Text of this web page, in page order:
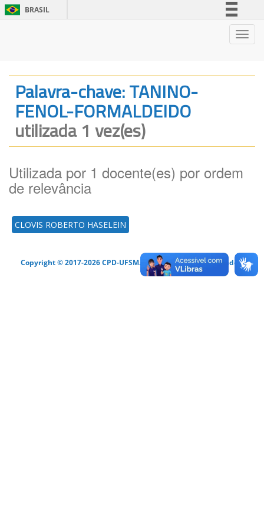
BRASIL
Legislação
Canais
Palavra-chave: TANINO-
FENOL-FORMALDEIDO
utilizada 1 vez(es)
Utilizada por 1 docente(es) por ordem
de relevância
CLOVIS ROBERTO HASELEIN
Copyright © 2017-2026 CPD-UFSM. Todos os direitos reservados.